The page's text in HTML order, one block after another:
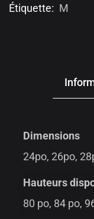
Étiquette: M
Dimensions
24po, 26po,
Hauteurs
80 po, 84 po,